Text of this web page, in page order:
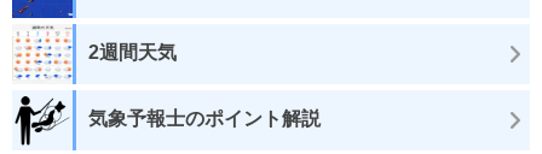
2週間天気
気象予報士のポイント解説